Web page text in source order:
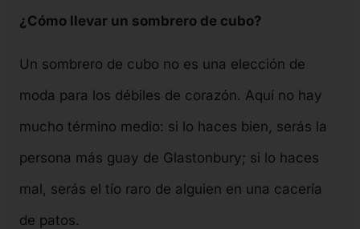
¿Cómo llevar un sombrero de cubo?
Un sombrero de cubo no es una elección de
moda para los débiles de corazón. Aquí no hay
mucho término medio: si lo haces bien, serás la
persona más guay de Glastonbury; si lo haces
mal, serás el tío raro de alguien en una cacería
de patos.